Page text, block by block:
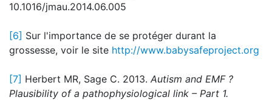
10.1016/jmau.2014.06.005
[6] Sur l'importance de se protéger durant la
grossesse, voir le site http://www.babysafeproject.org
[7] Herbert MR, Sage C. 2013. Autism and EMF ?
Plausibility of a pathophysiological link – Part 1.